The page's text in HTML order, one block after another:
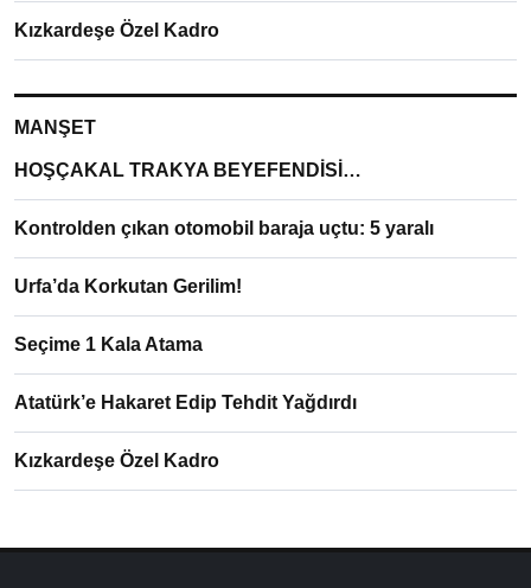
Kızkardeşe Özel Kadro
MANŞET
HOŞÇAKAL TRAKYA BEYEFENDİSİ…
Kontrolden çıkan otomobil baraja uçtu: 5 yaralı
Urfa’da Korkutan Gerilim!
Seçime 1 Kala Atama
Atatürk’e Hakaret Edip Tehdit Yağdırdı
Kızkardeşe Özel Kadro